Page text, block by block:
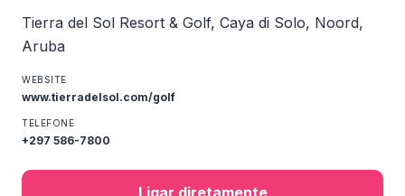
Tierra del Sol Resort & Golf, Caya di Solo, Noord,
Aruba
WEBSITE
www.tierradelsol.com/golf
TELEFONE
+297 586-7800
Ligar diretamente